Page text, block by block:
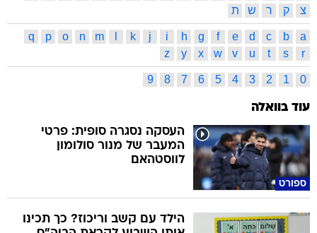
צ
ק ר ש ת
a
b
c
d
e
f
g
h
i
j
k
m
n
o
p
q
r
s
t
u
v
w
x
y
z
0
1
2
3
4
5
6
7
8
9
עוד בוואלה
ספורט
העסקה נסגרה סופית: פרטי
המעבר של מנור סולומון
לווסטהאם
הילד עם קשב וריכוז? כך תכינו